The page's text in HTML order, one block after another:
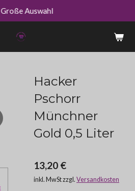
Große Auswahl
Hacker
Pschorr
Münchner
Gold 0,5 Liter
13,20 €
inkl. MwSt zzgl. Versandkosten